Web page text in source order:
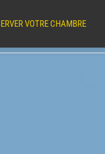
VOTRE CHAMBRE